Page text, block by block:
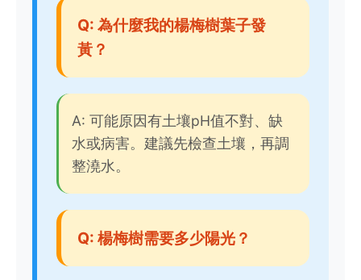
Q: 為什麼我的楊梅樹葉子發
黃？
A: 可能原因有土壤pH值不對、缺
水或病害。建議先檢查土壤，再調
整澆水。
Q: 楊梅樹需要多少陽光？